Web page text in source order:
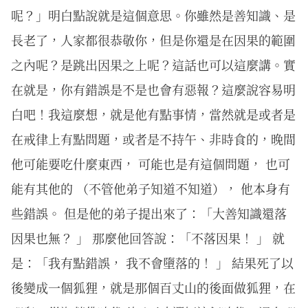
呢？」明白點說就是這個意思。你雖然是善知識、是
長老了，人家都很恭敬你，但是你還是在因果的範圍
之內呢？是跳出因果之上呢？這話也可以這麼講。實
在就是，你有錯誤是不是也會有惡報？這麼說容易明
白吧！我這麼想，就是他有點事情，當然就是或者是
在戒律上有點問題，或者是不持午、非時食的，晚間
他可能要吃什麼東西， 可能也是有這個問題， 也可
能有其他的 （不管他弟子知道不知道）， 他本身有
些錯誤。 但是他的弟子提出來了：「大善知識還落
因果也無？ 」 那麼他回答說：「不落因果！ 」 就
是：「我有點錯誤， 我不會墮落的！ 」 結果死了以
後變成一個狐狸，就是那個百丈山的後面做狐狸，在